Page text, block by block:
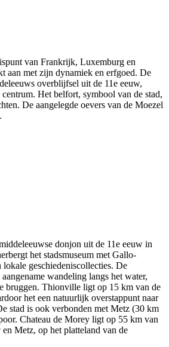
van Frankrijk, Luxemburg en
aan met zijn dynamiek en erfgoed. De
overblijfsel uit de 11e eeuw,
Het belfort, symbool van de stad,
De aangelegde oevers van de Moezel
donjon uit de 11e eeuw in
het stadsmuseum met Gallo-
lokale geschiedeniscollecties. De
wandeling langs het water,
bruggen. Thionville ligt op 15 km van de
het een natuurlijk overstappunt naar
stad is ook verbonden met Metz (30 km
Chateau de Morey ligt op 55 km van
Metz, op het platteland van de